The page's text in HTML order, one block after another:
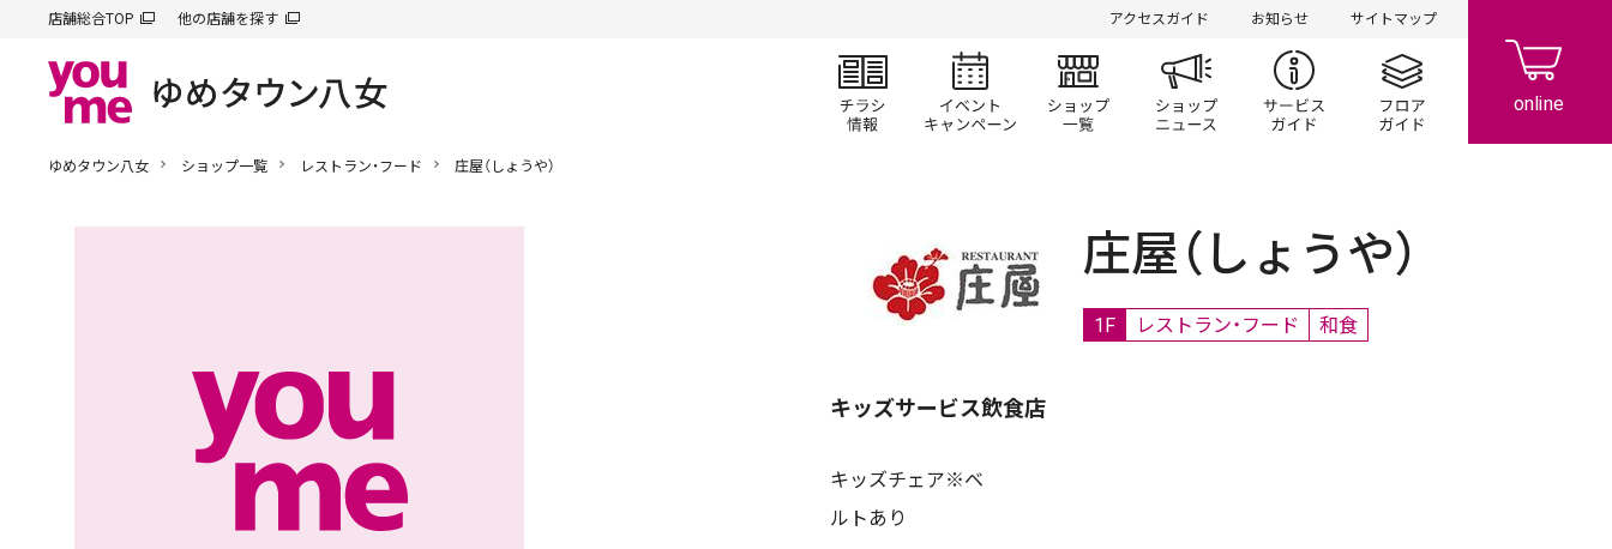
店舗総合TOP 他の店舗を探す アクセスガイド お知らせ サイトマップ
チラシ情報 イベント/キャンペーン
ショップ一覧 ショップニュースサービスガイドフロアガイド
ゆめタウン八女 ショップ一覧 レストラン・フード 庄屋（しょうや）
庄屋（しょうや）
1F レストラン・フード 和食
キッズサービス飲食店
キッズチェア※ベ
ルトあり